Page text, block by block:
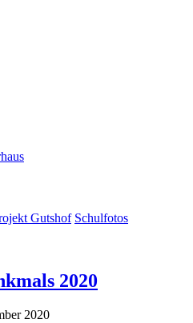
Gutshof Schulfotos
2020
2020